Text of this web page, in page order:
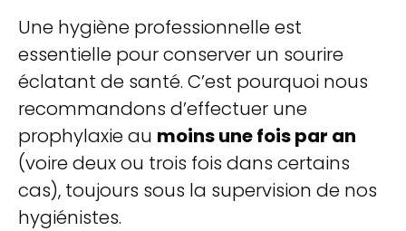
Une hygiène professionnelle est
essentielle pour conserver un sourire
éclatant de santé. C’est pourquoi nous
recommandons d’effectuer une
prophylaxie au moins une fois par an
(voire deux ou trois fois dans certains
cas), toujours sous la supervision de nos
hygiénistes.